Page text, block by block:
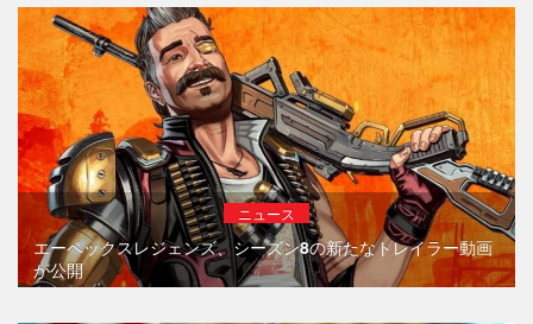
ニュース
エーペックスレジェンズ、シーズン8の新たなトレイラー動画
が公開